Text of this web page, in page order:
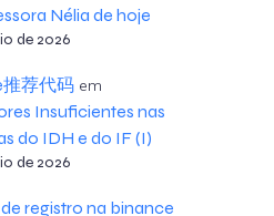
Nélia de hoje
de 2026
荐代码em
Insuficientes nas
do IDH e do IF (I)
de 2026
registro na binance